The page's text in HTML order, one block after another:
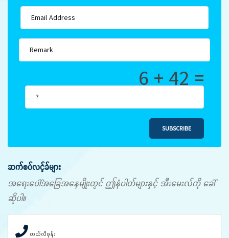
6 + 42 =
SUBSCRIBE
ဆက်စပ်လင့်ခ်များ
အရေးပေါ်အခြေအနေမျိုးတွင် ဤနံပါတ်များနှင့် အီးမေးလ်ကို ခေါ်
ဆိုပါ။
တယ်လီဖုန်း